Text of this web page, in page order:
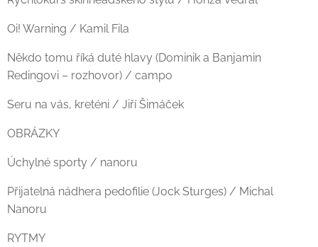
Oi! Warning / Kamil Fila
Někdo tomu říká duté hlavy (Dominik a Banjamin
Redingovi – rozhovor) / campo
Seru na vás, kreténi / Jiří Šimáček
OBRÁZKY
Úchylné sporty / nanoru
Přijatelná nádhera pedofilie (Jock Sturges) / Michal
Nanoru
RYTMY